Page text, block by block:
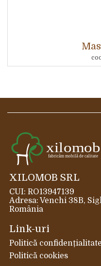
XILOMOB SRL
CUI: RO13947139
Adresa: Venchi 38B,
România
Link-uri
Politică confidențialitate
Politică cookies